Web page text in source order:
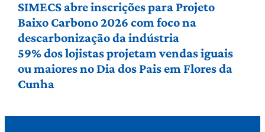
SIMECS abre inscrições para Projeto
Baixo Carbono 2026 com foco na
descarbonização da indústria
59% dos lojistas projetam vendas iguais
ou maiores no Dia dos Pais em Flores da
Cunha